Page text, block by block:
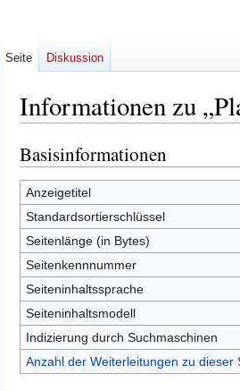
Informationen zu
Zur
Navigation
springen
Zur
Suche
springen
Basisinformationen
Anzeigetitel
Standardsortierschlüssel
Seitenlänge (in Bytes)
Seitenkennnummer
Seiteninhaltssprache
Seiteninhaltsmodell
Indizierung durch Suchmaschinen
Anzahl der Weiterleitungen zu dieser
Seite Diskussion